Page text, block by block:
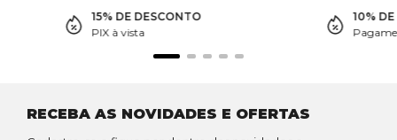
15% DE DESCONTO
PIX à vista
10%
RECEBA AS NOVIDADES E OFERTAS